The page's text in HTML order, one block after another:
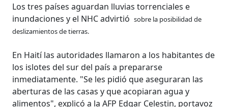
Los tres países aguardan lluvias torrenciales e
inundaciones y el NHC advirtiósobre la posibilidad de
deslizamientos de tierras.
En Haití las autoridades llamaron a los habitantes de
los islotes del sur del país a prepararse
inmediatamente. "Se les pidió que aseguraran las
aberturas de las casas y que acopiaran agua y
alimentos", explicó a la AFP Edgar Celestin, portavoz